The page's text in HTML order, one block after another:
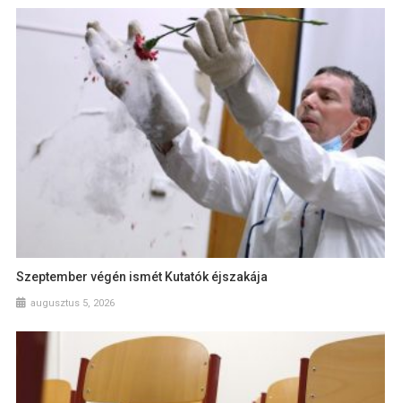
Szeptember végén ismét Kutatók éjszakája
augusztus 5, 2026